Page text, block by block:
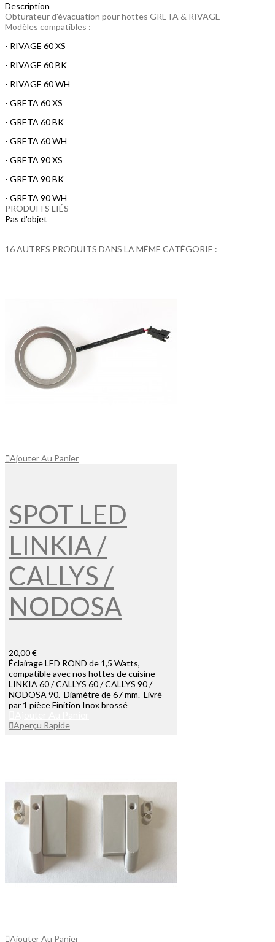
Description
Obturateur d'évacuation pour hottes GRETA & RIVAGE
Modèles compatibles :
- RIVAGE 60 XS
- RIVAGE 60 BK
- RIVAGE 60 WH
- GRETA 60 XS
- GRETA 60 BK
- GRETA 60 WH
- GRETA 90 XS
- GRETA 90 BK
- GRETA 90 WH
PRODUITS LIÉS
Pas d'objet
16 AUTRES PRODUITS DANS LA MÊME CATÉGORIE :
Ajouter Au Panier
SPOT LED
LINKIA /
CALLYS /
NODOSA
20,00 €
Éclairage LED ROND de 1,5 Watts,
compatible avec nos hottes de cuisine
LINKIA 60 / CALLYS 60 / CALLYS 90 /
NODOSA 90. Diamètre de 67 mm. Livré
par 1 pièce Finition Inox brossé
Aperçu Rapide
Ajouter Au Panier